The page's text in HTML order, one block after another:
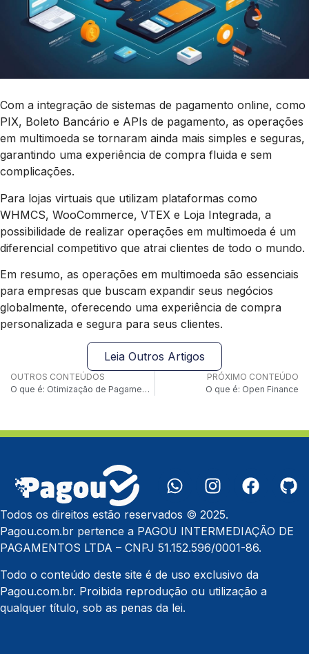
Com a integração de sistemas de pagamento online, como
PIX, Boleto Bancário e APIs de pagamento, as operações
em multimoeda se tornaram ainda mais simples e seguras,
garantindo uma experiência de compra fluida e sem
complicações.
Para lojas virtuais que utilizam plataformas como
WHMCS, WooCommerce, VTEX e Loja Integrada, a
possibilidade de realizar operações em multimoeda é um
diferencial competitivo que atrai clientes de todo o mundo.
Em resumo, as operações em multimoeda são essenciais
para empresas que buscam expandir seus negócios
globalmente, oferecendo uma experiência de compra
personalizada e segura para seus clientes.
Leia Outros Artigos
OUTROS CONTEÚDOS
O que é: Otimização de Pagamentos
PRÓXIMO CONTEÚDO
O que é: Open Finance
Todos os direitos estão reservados © 2025.
Pagou.com.br pertence a PAGOU INTERMEDIAÇÃO DE
PAGAMENTOS LTDA – CNPJ 51.152.596/0001-86.
Todo o conteúdo deste site é de uso exclusivo da
Pagou.com.br. Proibida reprodução ou utilização a
qualquer título, sob as penas da lei.